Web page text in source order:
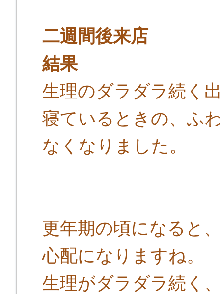
二週間後来店
結果
生理のダラダラ続く
寝ているときの、ふ
なくなりました。
更年期の頃になると
心配になりますね。
生理がダラダラ続く